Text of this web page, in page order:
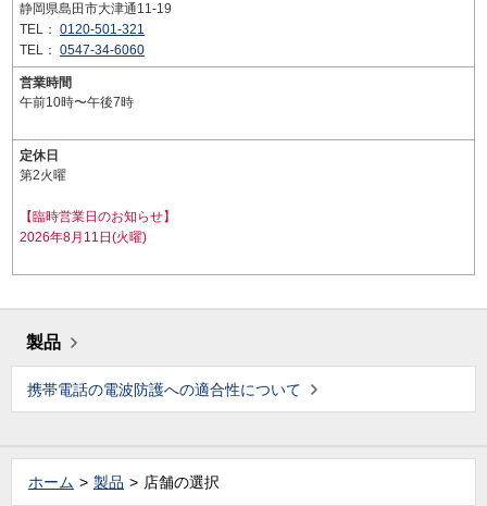
静岡県島田市大津通11-19
TEL： 0120-501-321
TEL： 0547-34-6060
営業時間
午前10時〜午後7時
定休日
第2火曜
【臨時営業日のお知らせ】
2026年8月11日(火曜)
製品
携帯電話の電波防護への適合性について
ホーム 製品 店舗の選択